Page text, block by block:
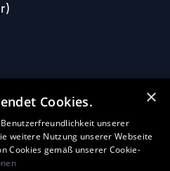
×
Cookies.
unserer
weitere Nutzung unserer Webseite
Cookies gemäß unserer Cookie-